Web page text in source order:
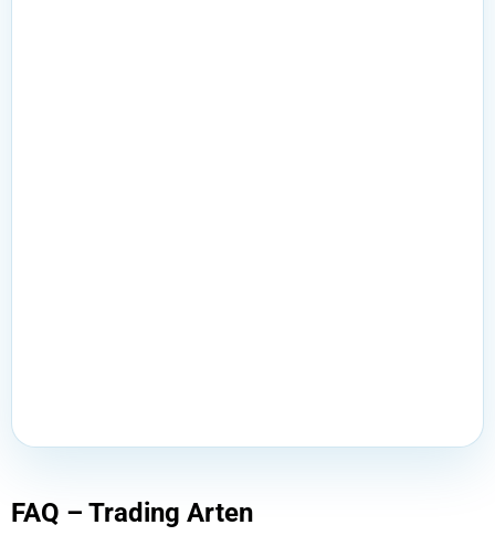
FAQ – Trading Arten